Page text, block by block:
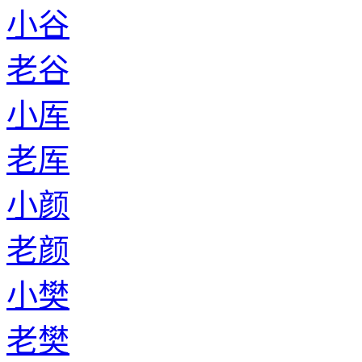
小谷
老谷
小厍
老厍
小颜
老颜
小樊
老樊